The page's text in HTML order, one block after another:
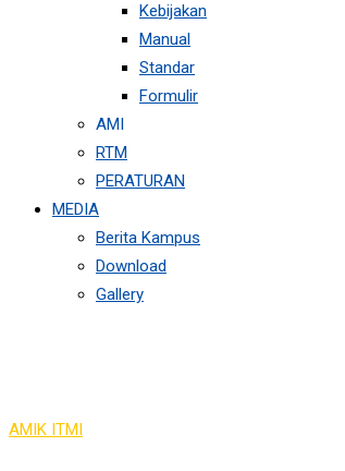
Kebijakan
Manual
Standar
Formulir
AMI
RTM
PERATURAN
MEDIA
Berita Kampus
Download
Gallery
AMIK ITMI